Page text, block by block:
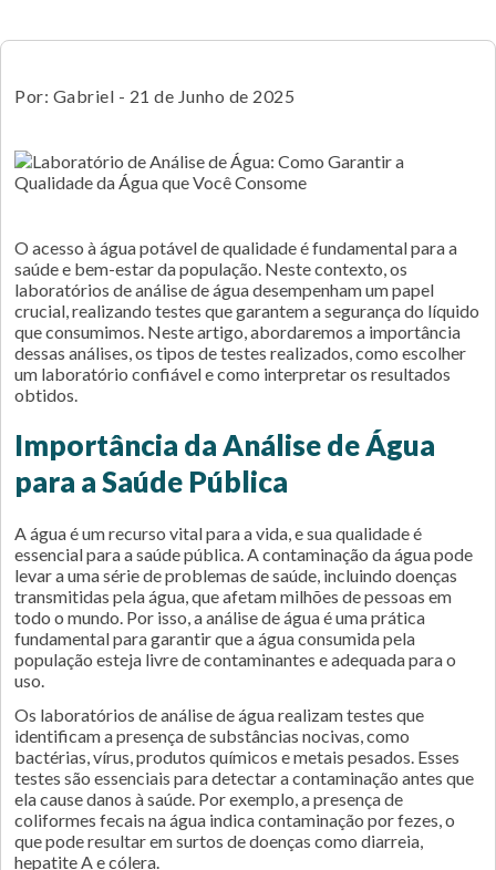
Por: Gabriel - 21 de Junho de 2025
O acesso à água potável de qualidade é fundamental para a
saúde e bem-estar da população. Neste contexto, os
laboratórios de análise de água desempenham um papel
crucial, realizando testes que garantem a segurança do líquido
que consumimos. Neste artigo, abordaremos a importância
dessas análises, os tipos de testes realizados, como escolher
um laboratório confiável e como interpretar os resultados
obtidos.
Importância da Análise de Água
para a Saúde Pública
A água é um recurso vital para a vida, e sua qualidade é
essencial para a saúde pública. A contaminação da água pode
levar a uma série de problemas de saúde, incluindo doenças
transmitidas pela água, que afetam milhões de pessoas em
todo o mundo. Por isso, a análise de água é uma prática
fundamental para garantir que a água consumida pela
população esteja livre de contaminantes e adequada para o
uso.
Os laboratórios de análise de água realizam testes que
identificam a presença de substâncias nocivas, como
bactérias, vírus, produtos químicos e metais pesados. Esses
testes são essenciais para detectar a contaminação antes que
ela cause danos à saúde. Por exemplo, a presença de
coliformes fecais na água indica contaminação por fezes, o
que pode resultar em surtos de doenças como diarreia,
hepatite A e cólera.